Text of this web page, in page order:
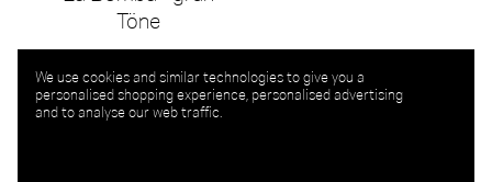
Töne
We use cookies and similar technologies to give you a
personalised shopping experience, personalised advertising
and to analyse our web traffic.